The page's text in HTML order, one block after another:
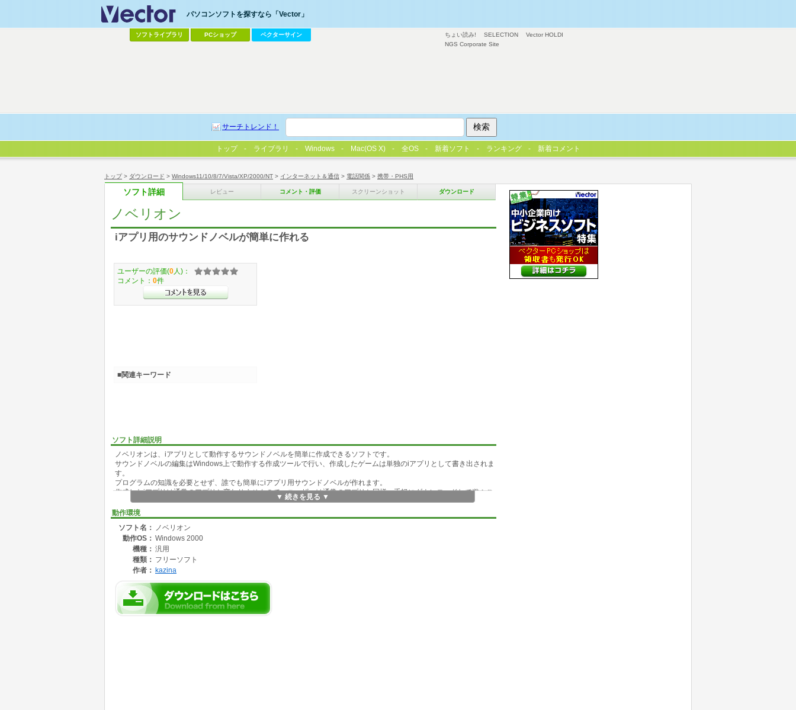
トップ> ダウンロード > Windows11/10/8/7/Vista/XP/2000/NT > インターネット＆通信 > 電話関係 > 携帯・PHS用
ソフト詳細 レビュー コメント・評価 スクリーンショット ダウンロード
ノベリオン
iアプリ用のサウンドノベルが簡単に作れる
ソフト詳細説明
ノベリオンは、iアプリとして動作するサウンドノベルを簡単に作成できるソフトです。
サウンドノベルの編集はWindows上で動作する作成ツールで行い、作成したゲームは単独のiアプリとして書き出されま
す。
プログラムの知識を必要とせず、誰でも簡単にiアプリ用サウンドノベルが作れます。
作成したiアプリは通常のアプリと変わりませんので、ユーザーは通常のアプリと同様、手軽にダウンロードして遊ぶこ
とができます。
▼ 続きを見る ▼
動作環境
ソフト名： ノベリオン
動作OS： Windows 2000
機種： 汎用
種類： フリーソフト
作者： kazina
ユーザーの評価(0 人)：
コメント： 0件
■関連キーワード
ちょい読み! SELECTION
Vector HOLDI
NGS Corporate Site
パソコンソフトを探すなら「Vector」
ソフトライブラリ PCショップ ベクターサイン
サーチトレンド！
トップ ライブラリ Windows Mac(OS X) 全OS 新着ソフト ランキング 新着コメント